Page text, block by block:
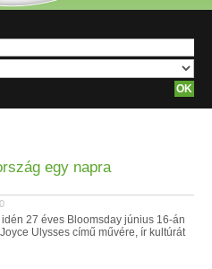
egy napra
idén 27 éves Bloomsday június 16-án
Ulysses című művére, ír kultúrát